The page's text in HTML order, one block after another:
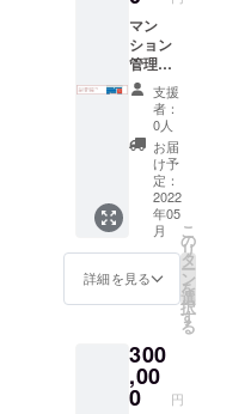
マン
ション
管理
士.com
企業
バナー
広告（5
年間）
支援
者：
0人
お届
け予
定：
2022
年05
月
詳細を見る
こ
の
リ
タ
ー
ン
を
選
択
す
る
300
,00
0 円